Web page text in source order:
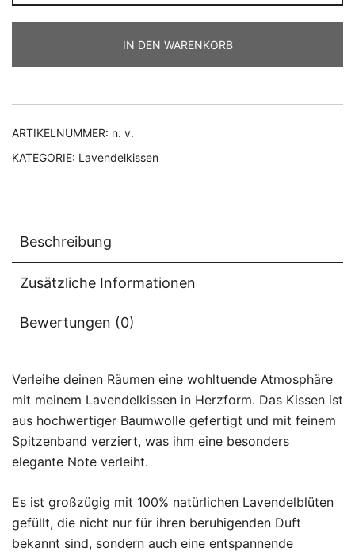
Menge
IN DEN WARENKORB
ARTIKELNUMMER: n. v.
KATEGORIE: Lavendelkissen
Beschreibung
Zusätzliche Informationen
Bewertungen (0)
Verleihe deinen Räumen eine wohltuende Atmosphäre
mit meinem Lavendelkissen in Herzform. Das Kissen ist
aus hochwertiger Baumwolle gefertigt und mit feinem
Spitzenband verziert, was ihm eine besonders
elegante Note verleiht.
Es ist großzügig mit 100% natürlichen Lavendelblüten
gefüllt, die nicht nur für ihren beruhigenden Duft
bekannt sind, sondern auch eine entspannende